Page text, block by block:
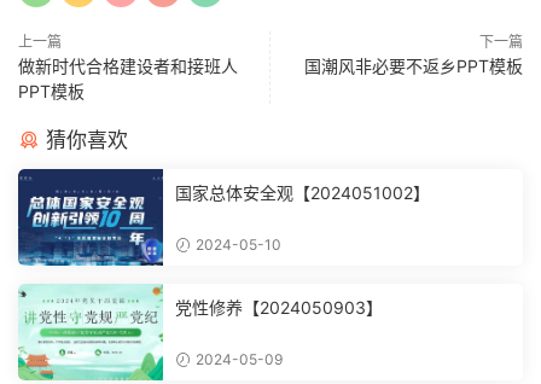
上一篇
做新时代合格建设者和接班人
PPT模板
下一篇
国潮风非必要不返乡PPT模板
猜你喜欢
国家总体安全观【2024051002】
2024-05-10
党性修养【2024050903】
2024-05-09